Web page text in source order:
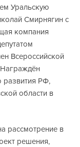
Уральскую
Смирнягин с
компания
Всероссийской
Награждён
развития РФ,
области в
рассмотрение в
решения,